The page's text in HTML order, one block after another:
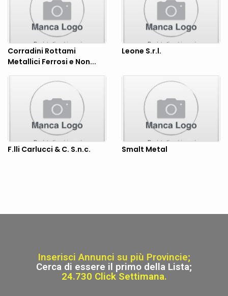
Corradini Rottami
Metallici Ferrosi e Non...
Leone S.r.l.
F.lli Carlucci & C. S.n.c. Smalt Metal
Inserisci Annunci su più Provincie;
Cerca di essere il primo della Lista;
24.730 Click Settimana.